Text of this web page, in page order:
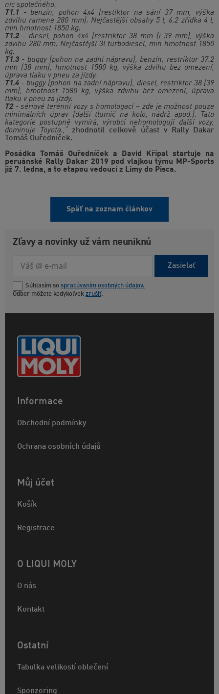
nic společného.
T1.1 - benzín, pohon 4x4 (restiktor na sání 37 mm, výška
zdvihu ramene 280 mm). Nejčastější obsahy 5 l, 6.2 zřídka 4 l,
min hmotnost 1850 kg.
T1.2- diesel, pohon 4x4 (restriktor 38 mm (i 39 mm), výška
zdvihu 280 mm. Nejčastější 3l turbodiesel, min hmotnost 1850
kg.
T1.3 - buggy (pohon na zadní nápravu), benzín, restriktor 37.2
mm (38 mm), hmotnost 1580 kg, výška zdvihu bez omezení,
úprava tlaku v pneu za jízdy.
T1.4 - buggy (pohon na zadní nápravu), diesel, restriktor 38 (39
mm), hmotnost 1580 kg, výška zdvihu bez omezení, úprava
tlaku v pneu za jízdy.
T2- sériové terénní vozy s homologací – zde je možnost pouze
minimálních úprav (další tlumič na kolo, nádrž apod.). Tato
kategorie postupně vymírá, výrobci nehomologují další vozy,
dominuje Toyota.,“
zhodnotil celkově účast v Rally Dakar
Tomáš Ouředníček.
Posádka Tomáš Ouředníček a David Křípal startuje na
peruánské Rally Dakar 2019 pod vlajkou týmu MP-Sports
již 7. ledna, a to etapou vedoucí z Limy do Pisca.
Späť na zoznam článkov
Zľavy a novinky už vám neuniknú
Zasielať
Súhlasím so spracúvaním osobných údajov.
Odber môžete kedykoľvek zrušiť.
Informace
Obchodní podmínky
Ochrana osobních údajů
Můj účet
Košík
Registrace
O LIQUI MOLY
O nás
Kontakt
Ostatní
Tabulka velikostí oblečení
Sponzoring